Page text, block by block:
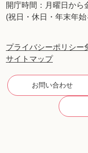
開庁時間：月曜日から
(祝日・休日・年末年
プライバシーポリシー
サイトマップ
お問い合わせ